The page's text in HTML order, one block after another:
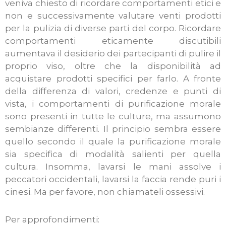
veniva chiesto di ricordare comportamenti etici e
non e successivamente valutare venti prodotti
per la pulizia di diverse parti del corpo. Ricordare
comportamenti eticamente discutibili
aumentava il desiderio dei partecipanti di pulire il
proprio viso, oltre che la disponibilità ad
acquistare prodotti specifici per farlo. A fronte
della differenza di valori, credenze e punti di
vista, i comportamenti di purificazione morale
sono presenti in tutte le culture, ma assumono
sembianze differenti. Il principio sembra essere
quello secondo il quale la purificazione morale
sia specifica di modalità salienti per quella
cultura. Insomma, lavarsi le mani assolve i
peccatori occidentali, lavarsi la faccia rende puri i
cinesi. Ma per favore, non chiamateli ossessivi.
Per approfondimenti: